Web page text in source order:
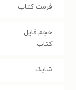
فرمت کتاب
حجم فایل
کتاب
شابک